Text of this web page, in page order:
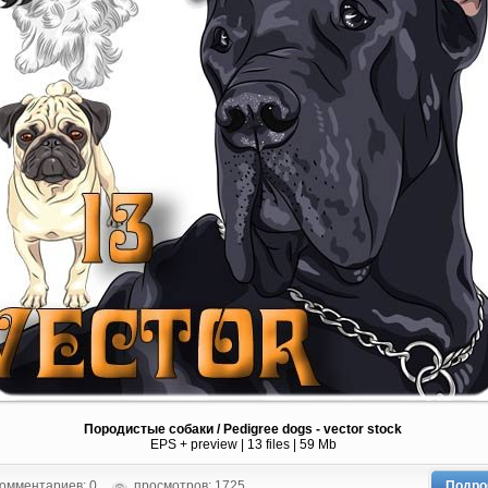
Породистые собаки / Pedigree dogs - vector stock
EPS + preview | 13 files | 59 Mb